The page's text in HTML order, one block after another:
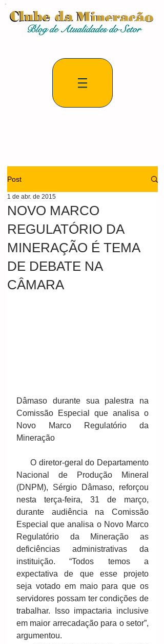
Post
NOVO MARCO
REGULATÓRIO DA
MINERAÇÃO É TEMA
DE DEBATE NA
CÂMARA
1 de abr. de 2015
Dâmaso durante sua palestra na
Comissão Especial que analisa o
Novo Marco Regulatório da
Mineração
      O diretor-geral do Departamento
Nacional de Produção Mineral
(DNPM), Sérgio Dâmaso, reforçou
nesta terça-feira, 31 de março,
durante audiência na Comissão
Especial que analisa o Novo Marco
Regulatório da Mineração as
deficiências administrativas da
instituição. “Todos temos a
expectativa de que esse projeto
seja votado em maio para que os
servidores possam ter condições de
trabalhar. Isso impactaria inclusive
em maior arrecadação para o setor”,
argumentou.